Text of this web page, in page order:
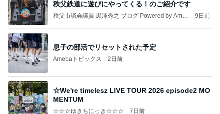
秩父鉄道に遊びにやってくる！のご紹介です
秩父市議会議員 黒澤秀之 ブログ Powered by Ameb
9日前
息子の部活でリセットされた予定
Amebaトピックス 2日前
☆We're timelesz LIVE TOUR 2026 episode2 MO
MENTUM
☆☆☆ゆきちにっき☆☆☆ 7日前